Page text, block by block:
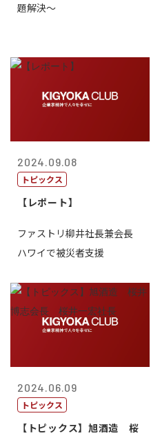
題解決～
2024.09.08
トピックス
【レポート】
ファストリ柳井社長兼会長
ハワイで被災者支援
2024.06.09
トピックス
【トピックス】旭酒造 桜